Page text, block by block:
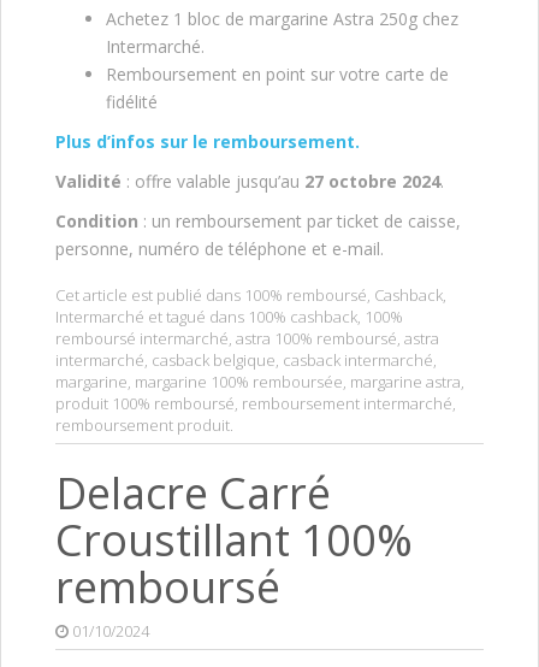
Achetez 1 bloc de margarine Astra 250g chez
Intermarché.
Remboursement en point sur votre carte de
fidélité
Plus d’infos sur le remboursement.
Validité : offre valable jusqu’au 27 octobre 2024.
Condition : un remboursement par ticket de caisse,
personne, numéro de téléphone et e-mail.
Cet article est publié dans 100% remboursé Cashback
Intermarché et tagué dans 100% cashback 100%
remboursé intermarché astra 100% remboursé astra
intermarché casback belgique casback intermarché
margarine margarine 100% remboursée margarine astra
produit 100% remboursé remboursement intermarché
remboursement produit
Delacre Carré
Croustillant 100%
remboursé
01/10/2024